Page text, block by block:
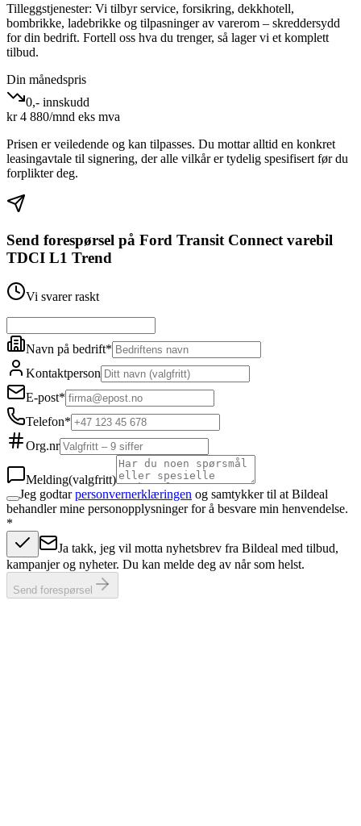
Tilleggstjenester: Vi tilbyr service, forsikring, dekkhotell,
bombrikke, ladebrikke og tilpasninger av varerom – skreddersydd
for din bedrift. Fortell oss hva du trenger, så lager vi et komplett
tilbud.
Din månedspris
0,- innskudd
kr4 880/mnd eks mva
Prisen er veiledende og kan tilpasses. Du mottar alltid en konkret
leasingavtale til signering, der alle vilkår er tydelig spesifisert før du
forplikter deg.
Send forespørsel på Ford Transit Connect varebil
TDCI L1 Trend
Vi svarer raskt
Navn på bedrift*
Kontaktperson
E-post*
Telefon*
Org.nr
Melding(valgfritt)
Jeg godtar personvernerklæringen og samtykker til at Bildeal
behandler mine personopplysninger for å besvare min henvendelse.
*
Ja takk, jeg vil motta nyhetsbrev fra Bildeal med tilbud,
kampanjer og nyheter. Du kan melde deg av når som helst.
Send forespørsel